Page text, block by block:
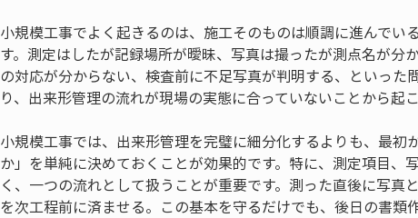
小規模工事でよく起きるのは、施工そのものは順調に進んでい
す。測定はしたが記録場所が曖昧、写真は撮ったが測点名が分
の対応が分からない、検査前に不足写真が判明する、といった
り、出来形管理の流れが現場の実態に合っていないことから起こ
小規模工事では、出来形管理を完璧に細分化するよりも、最初
か」を単純に決めておくことが効果的です。特に、測定項目、
く、一つの流れとして扱うことが重要です。測った直後に写
を次工程前に済ませる。この基本を守るだけでも、後日の書類